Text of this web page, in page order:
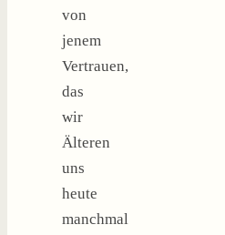
von
jenem
Vertrauen,
das
wir
Älteren
uns
heute
manchmal